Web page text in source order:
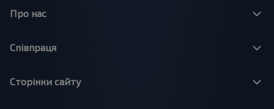
Про нас
Співпраця
Сторінки сайту